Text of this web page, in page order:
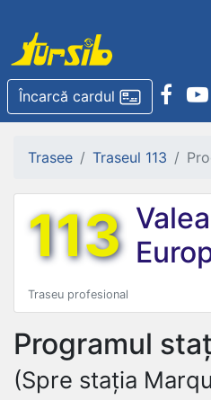
Încarcă cardul
Trasee Traseul 113
113
Traseu profesional
Programul
(Spre stația